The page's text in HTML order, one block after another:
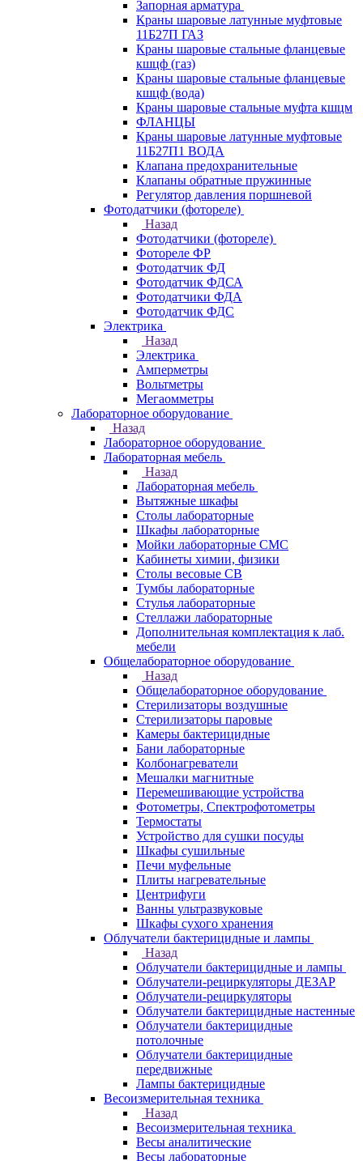
Запорная арматура
Краны шаровые латунные муфтовые
11Б27П ГАЗ
Краны шаровые стальные фланцевые
кшцф (газ)
Краны шаровые стальные фланцевые
кшцф (вода)
Краны шаровые стальные муфта кшцм
ФЛАНЦЫ
Краны шаровые латунные муфтовые
11Б27П1 ВОДА
Клапана предохранительные
Клапаны обратные пружинные
Регулятор давления поршневой
Фотодатчики (фотореле)
Назад
Фотодатчики (фотореле)
Фотореле ФР
Фотодатчик ФД
Фотодатчик ФДСА
Фотодатчики ФДА
Фотодатчик ФДС
Электрика
Назад
Электрика
Амперметры
Вольтметры
Мегаомметры
Лабораторное оборудование
Назад
Лабораторное оборудование
Лабораторная мебель
Назад
Лабораторная мебель
Вытяжные шкафы
Столы лабораторные
Шкафы лабораторные
Мойки лабораторные СМС
Кабинеты химии, физики
Столы весовые СВ
Тумбы лабораторные
Стулья лабораторные
Стеллажи лабораторные
Дополнительная комплектация к лаб.
мебели
Общелабораторное оборудование
Назад
Общелабораторное оборудование
Стерилизаторы воздушные
Стерилизаторы паровые
Камеры бактерицидные
Бани лабораторные
Колбонагреватели
Мешалки магнитные
Перемешивающие устройства
Фотометры, Спектрофотометры
Термостаты
Устройство для сушки посуды
Шкафы сушильные
Печи муфельные
Плиты нагревательные
Центрифуги
Ванны ультразвуковые
Шкафы сухого хранения
Облучатели бактерицидные и лампы
Назад
Облучатели бактерицидные и лампы
Облучатели-рециркуляторы ДЕЗАР
Облучатели-рециркуляторы
Облучатели бактерицидные настенные
Облучатели бактерицидные
потолочные
Облучатели бактерицидные
передвижные
Лампы бактерицидные
Весоизмерительная техника
Назад
Весоизмерительная техника
Весы аналитические
Весы лабораторные